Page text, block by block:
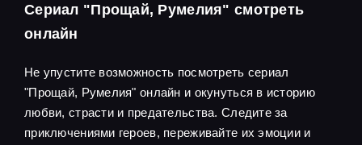
Сериал "Прощай, Румелия" смотреть
онлайн
Не упустите возможность посмотреть сериал
"Прощай, Румелия" онлайн и окунуться в историю
любви, страсти и предательства. Следите за
приключениями героев, переживайте их эмоции и